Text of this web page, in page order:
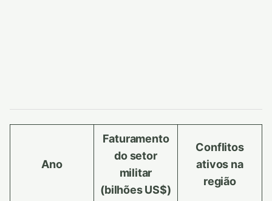
Ano
Faturamento
do setor
militar
(bilhões US$)
Conflitos
ativos na
região